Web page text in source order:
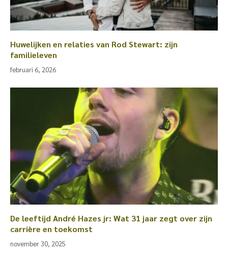
Huwelijken en relaties van Rod Stewart: zijn
familieleven
februari 6, 2026
De leeftijd André Hazes jr: Wat 31 jaar zegt over zijn
carrière en toekomst
november 30, 2025